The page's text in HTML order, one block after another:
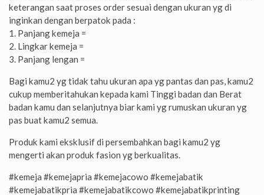
keterangan saat proses order sesuai dengan ukuran yg di
inginkan dengan berpatok pada :
1. Panjang kemeja =
2. Lingkar kemeja =
3. Panjang lengan =
Bagi kamu2 yg tidak tahu ukuran apa yg pantas dan pas, kamu2
cukup memberitahukan kepada kami Tinggi badan dan Berat
badan kamu dan selanjutnya biar kami yg rumuskan ukuran yg
pas buat kamu2 semua.
Produk kami eksklusif di persembahkan bagi kamu2 yg
mengerti akan produk fasion yg berkualitas.
#kemeja #kemejapria #kemejacowo #kemejabatik
#kemejabatikpria #kemejabatikcowo #kemejabatikprinting